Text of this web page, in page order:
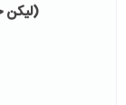
(لیکن